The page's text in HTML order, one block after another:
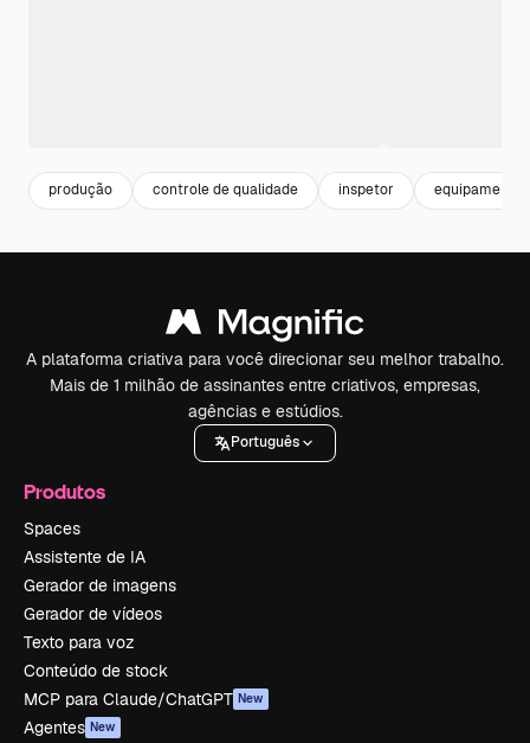
produção controle de qualidade inspetor equipamentos
A plataforma criativa para você direcionar seu melhor trabalho.
Mais de 1 milhão de assinantes entre criativos, empresas,
agências e estúdios.
Português
Produtos
Spaces
Assistente de IA
Gerador de imagens
Gerador de vídeos
Texto para voz
Conteúdo de stock
MCP para Claude/ChatGPT New
Agentes New